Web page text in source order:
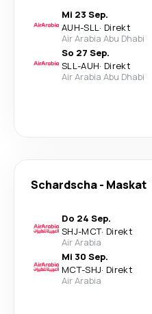
Mi 23 Sep.
AUH-SLL· Direkt
Air Arabia Abu Dhabi
So 27 Sep.
SLL-AUH· Direkt
Air Arabia Abu Dhabi
Schardscha- Maskat
Do 24 Sep.
SHJ-MCT· Direkt
Air Arabia
Mi 30 Sep.
MCT-SHJ· Direkt
Air Arabia